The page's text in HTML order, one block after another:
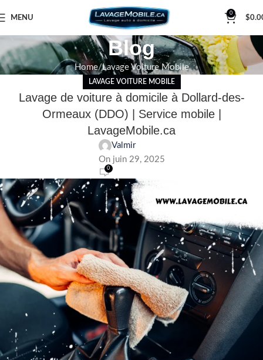
MENU
0
$
Blog
Home Lavage Voiture Mobile
LAVAGE VOITURE MOBILE
Lavage de voiture à domicile à Dollard-des-
Ormeaux (DDO) | Service mobile |
LavageMobile.ca
Valmir
On juin 29, 2025
0